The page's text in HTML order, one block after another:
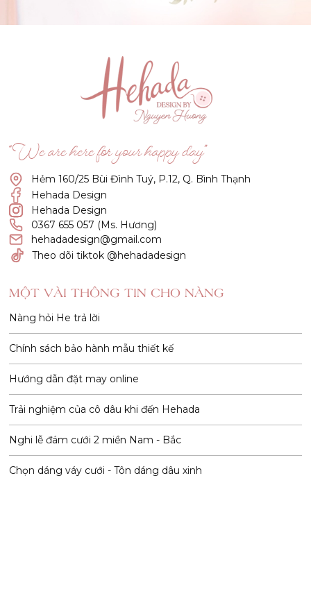
(Click vào đây để He và Nàng có 1 cuộc hẹn nà)
“We are here for your happy day”
Hẻm 160/25 Bùi Đình Tuý, P.12, Q. Bình Thạnh
Hehada Design
Hehada Design
0367 655 057 (Ms. Hương)
hehadadesign@gmail.com
Theo dõi tiktok @hehadadesign
MỘT VÀI THÔNG TIN CHO NÀNG
Nàng hỏi He trả lời
Chính sách bảo hành mẫu thiết kế
Hướng dẫn đặt may online
Trải nghiệm của cô dâu khi đến Hehada
Nghi lễ đám cưới 2 miền Nam - Bắc
Chọn dáng váy cưới - Tôn dáng dâu xinh